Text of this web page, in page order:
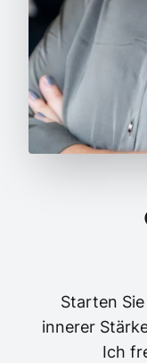
Starten
innerer
Ich